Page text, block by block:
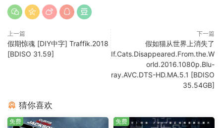
上一篇
假期惊魂 [DIY中字] Traffik.2018
[BDISO 31.59]
下一篇
假如猫从世界上消失了
If.Cats.Disappeared.From.the.W
orld.2016.1080p.Blu-
ray.AVC.DTS-HD.MA.5.1 [BDISO
35.54GB]
猜你喜欢
免费 免费